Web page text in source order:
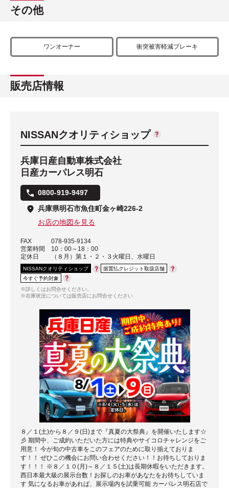
その他
ワンオーナー 衝突被害軽減ブレーキ
販売店情報
NISSANクオリティショップ
兵庫日産自動車株式会社
日産カーパレス明石
0800-919-9497
兵庫県明石市魚住町金ヶ崎226-2
お店の地図を見る
FAX
078-935-9134
営業時間
10：00～18：00
定休日
（８月）第１・２・３火曜日、水曜日
NISSANクオリティショップ
据置払クレジット取扱店舗
今すぐ予約対象
※詳しくはお問合せください。
※在庫状況については販売店にお問合せください
８／１(土)から８／９(日)まで『真夏の大祭典』を開催いたします☆
彡 期間中、ご成約いただいた方には特典やサイコロチャレンジをご
用意！ 今が旬の中古車をこのフェアのために取り揃えておりま
す！！ ぜひこの機会にお問い合わせください！！お待ちしておりま
す！！！ ※８／１０(月)～８／１５(土)は長期休暇をいただきます。
西日本最大級の展示台数！お探しのお車があなたをお待ちしていま
す 気になるお車があれば、展示場内を試乗可能 カーパレス明石店で